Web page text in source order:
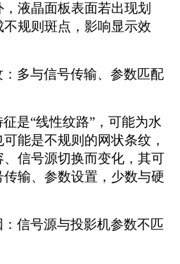
液晶面板表面若出现划
规则斑点，影响显示效
多与信号传输、参数匹配
征是“线性纹路”，可能为水
能是不规则的网状条纹，
信号源切换而变化，其可
输、参数设置，少数与硬
：信号源与投影机参数不匹